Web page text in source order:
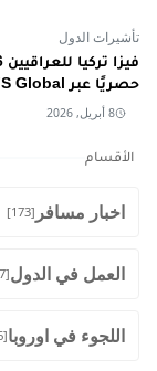
تأشيرات الدول
حصريًا عبر VFS Global مع الروابط الرسمية
8 أبريل, 2026
الأقسام
اخبار مسافر [173]
العمل في الدول[187]
اللجوء في اوروبا[216]